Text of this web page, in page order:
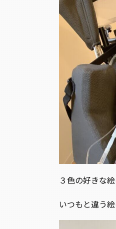
３色の好きな
いつもと違う絵